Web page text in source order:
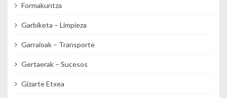
Formakuntza
Garbiketa – Limpieza
Garraioak – Transporte
Gertaerak – Sucesos
Gizarte Etxea